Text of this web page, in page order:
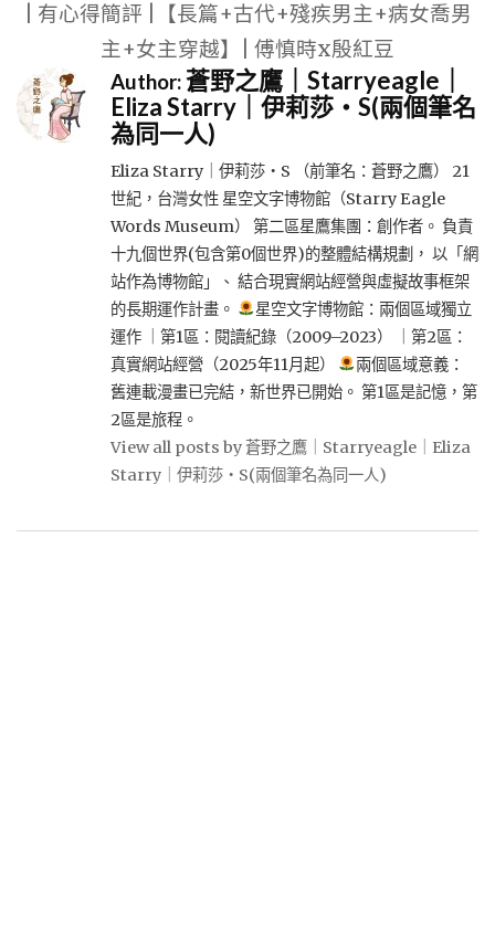
| 有心得簡評 |【長篇+古代+殘疾男主+病女喬男
主+女主穿越】| 傅慎時x殷紅豆
Author:蒼野之鷹｜Starryeagle｜
Eliza Starry｜伊莉莎・S(兩個筆名
為同一人)
Eliza Starry｜伊莉莎・S （前筆名：蒼野之鷹） 21
世紀，台灣女性 星空文字博物館（Starry Eagle
Words Museum） 第二區星鷹集團：創作者。 負責
十九個世界(包含第0個世界)的整體結構規劃， 以「網
站作為博物館」、 結合現實網站經營與虛擬故事框架
的長期運作計畫。
星空文字博物館：兩個區域獨立
運作 ｜第1區：閱讀紀錄（2009–2023） ｜第2區：
真實網站經營（2025年11月起）
兩個區域意義：
舊連載漫畫已完結，新世界已開始。 第1區是記憶，第
2區是旅程。
View all posts by 蒼野之鷹｜Starryeagle｜Eliza
Starry｜伊莉莎・S(兩個筆名為同一人)